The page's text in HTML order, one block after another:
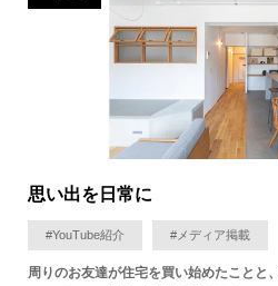
思い出を日常に
#YouTube紹介 #メディア掲載
周りのお友達が住宅を買い始めたことと